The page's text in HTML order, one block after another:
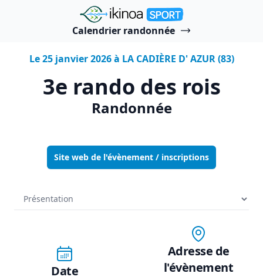
"Ikinoa Sport"
Calendrier randonnée
Le 25 janvier 2026 à LA CADIÈRE D' AZUR (83)
3e rando des rois
Randonnée
Site web de l'évènement / inscriptions
Date
Adresse de
l'évènement